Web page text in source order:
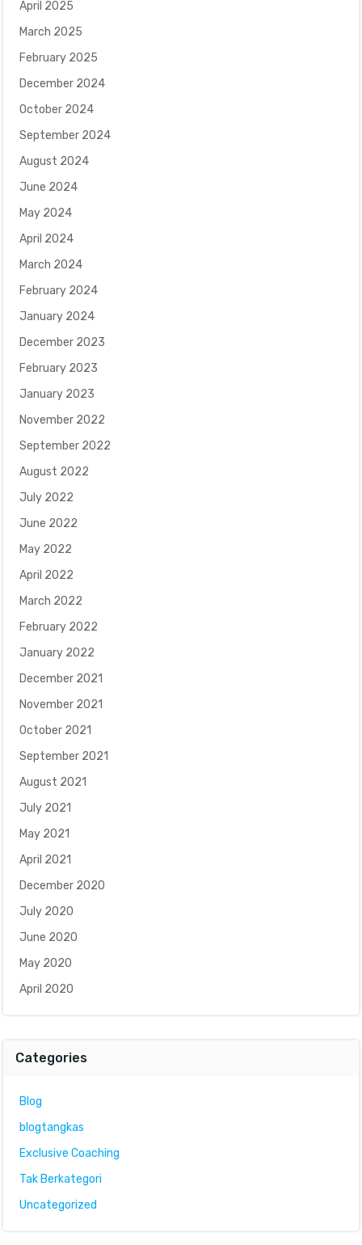
April 2025
March 2025
February 2025
December 2024
October 2024
September 2024
August 2024
June 2024
May 2024
April 2024
March 2024
February 2024
January 2024
December 2023
February 2023
January 2023
November 2022
September 2022
August 2022
July 2022
June 2022
May 2022
April 2022
March 2022
February 2022
January 2022
December 2021
November 2021
October 2021
September 2021
August 2021
July 2021
May 2021
April 2021
December 2020
July 2020
June 2020
May 2020
April 2020
Categories
Blog
blogtangkas
Exclusive Coaching
Tak Berkategori
Uncategorized